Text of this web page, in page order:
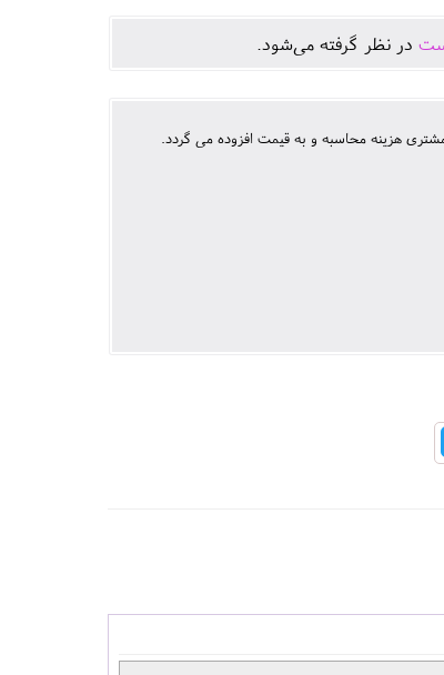
در نظر گرفته می‌شود.
هزینه محاسبه و به قیمت افزوده می گردد.